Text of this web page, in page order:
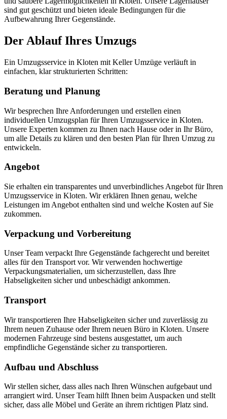
sind gut geschützt und bieten ideale Bedingungen für die
Aufbewahrung Ihrer Gegenstände.
Der Ablauf Ihres Umzugs
Ein Umzugsservice in Kloten mit Keller Umzüge verläuft in
einfachen, klar strukturierten Schritten:
Beratung und Planung
Wir besprechen Ihre Anforderungen und erstellen einen
individuellen Umzugsplan für Ihren Umzugsservice in Kloten.
Unsere Experten kommen zu Ihnen nach Hause oder in Ihr Büro,
um alle Details zu klären und den besten Plan für Ihren Umzug zu
entwickeln.
Angebot
Sie erhalten ein transparentes und unverbindliches Angebot für Ihren
Umzugsservice in Kloten. Wir erklären Ihnen genau, welche
Leistungen im Angebot enthalten sind und welche Kosten auf Sie
zukommen.
Verpackung und Vorbereitung
Unser Team verpackt Ihre Gegenstände fachgerecht und bereitet
alles für den Transport vor. Wir verwenden hochwertige
Verpackungsmaterialien, um sicherzustellen, dass Ihre
Habseligkeiten sicher und unbeschädigt ankommen.
Transport
Wir transportieren Ihre Habseligkeiten sicher und zuverlässig zu
Ihrem neuen Zuhause oder Ihrem neuen Büro in Kloten. Unsere
modernen Fahrzeuge sind bestens ausgestattet, um auch
empfindliche Gegenstände sicher zu transportieren.
Aufbau und Abschluss
Wir stellen sicher, dass alles nach Ihren Wünschen aufgebaut und
arrangiert wird. Unser Team hilft Ihnen beim Auspacken und stellt
sicher, dass alle Möbel und Geräte an ihrem richtigen Platz sind.